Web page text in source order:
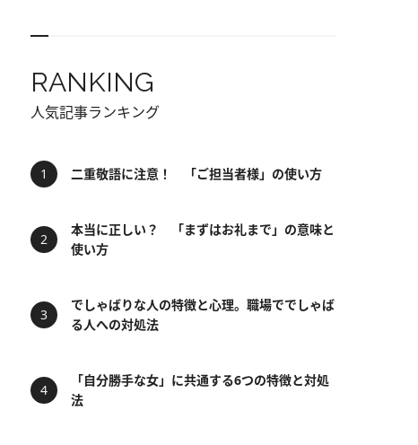
RANKING
人気記事ランキング
二重敬語に注意！ 「ご担当者様」の使い方
本当に正しい？ 「まずはお礼まで」の意味と
使い方
でしゃばりな人の特徴と心理。職場ででしゃば
る人への対処法
「自分勝手な女」に共通する6つの特徴と対処
法